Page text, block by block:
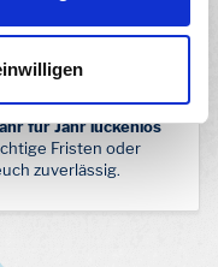
ihr hinsichtlich
aus dem
für Jahr lückenlos
Fristen oder
zuverlässig.